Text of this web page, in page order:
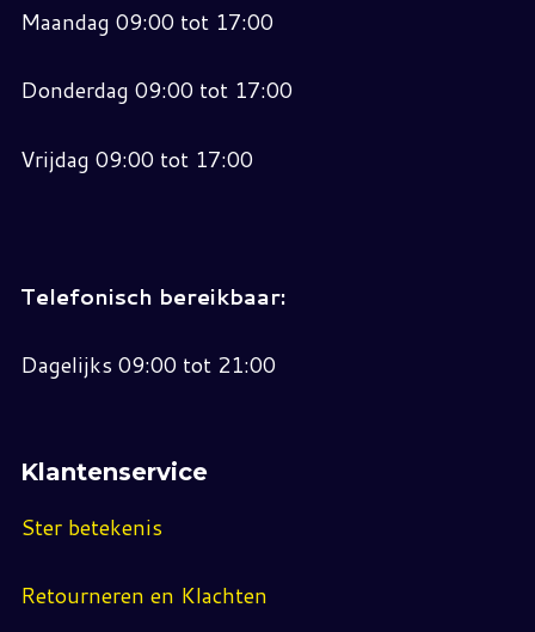
Maandag 09:00 tot 17:00
Donderdag 09:00 tot 17:00
Vrijdag 09:00 tot 17:00
Telefonisch bereikbaar:
Dagelijks 09:00 tot 21:00
Klantenservice
Ster betekenis
Retourneren en Klachten